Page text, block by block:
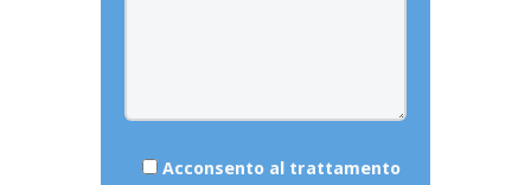
Acconsento al trattamento